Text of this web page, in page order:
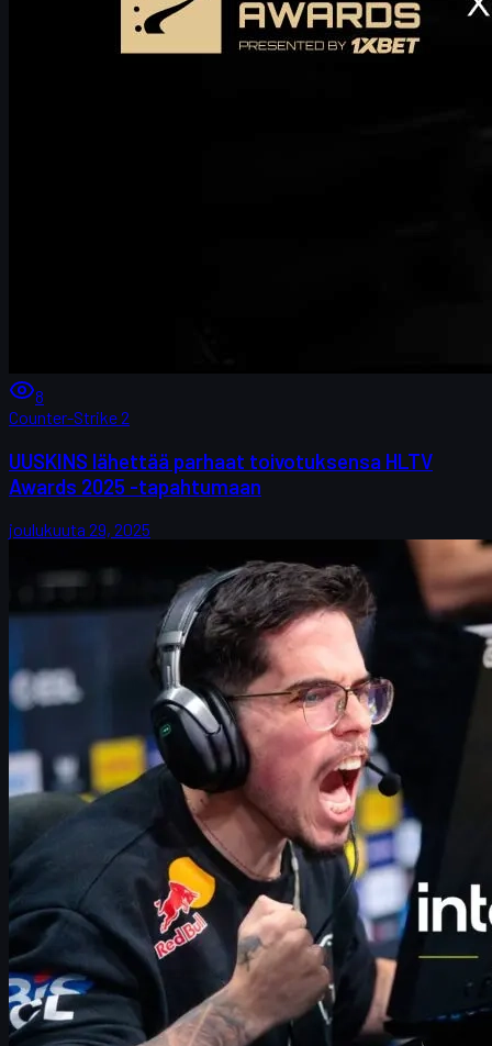
8
Counter-Strike 2
UUSKINS lähettää parhaat toivotuksensa HLTV
Awards 2025 -tapahtumaan
joulukuuta 29, 2025